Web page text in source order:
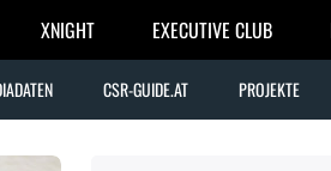
XNIGHT EXECUTIVE CLUB
CSR-GUIDE.AT PROJEKTE